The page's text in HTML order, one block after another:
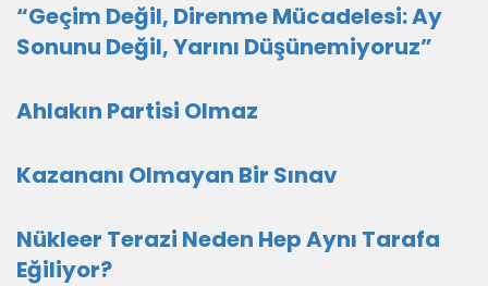
“Geçim Değil, Direnme Mücadelesi: Ay
Sonunu Değil, Yarını Düşünemiyoruz”
Ahlakın Partisi Olmaz
Kazananı Olmayan Bir Sınav
Nükleer Terazi Neden Hep Aynı Tarafa
Eğiliyor?